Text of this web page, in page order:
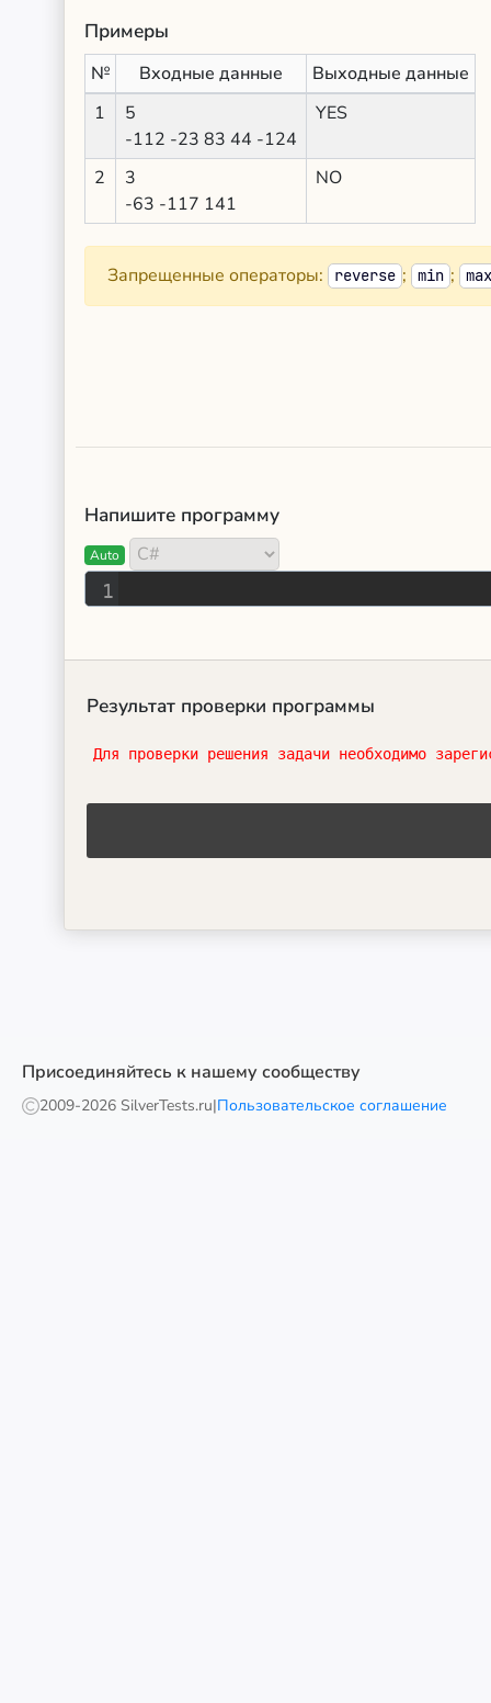
Примеры
№ Входные данные
Выходные данные
1
5
-112 -23 83 44 -124
YES
2
3
-63 -117 141
NO
Запрещенные операторы: reverse ; min ; max
Напишите программу
Auto
1
Результат проверки программы
Для проверки решения задачи необходимо
Присоединяйтесь к нашему сообществу
2009-2026 SilverTests.ru|Пользовательское соглашение